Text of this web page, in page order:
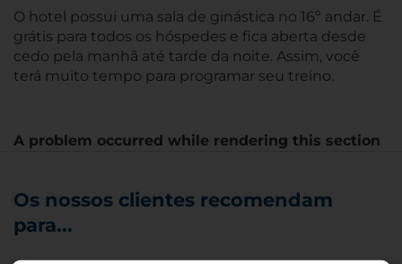
O hotel possui uma sala de ginástica no 16º andar. É
grátis para todos os hóspedes e fica aberta desde
cedo pela manhã até tarde da noite. Assim, você
terá muito tempo para programar seu treino.
A problem occurred while rendering this section
Os nossos clientes recomendam
para...